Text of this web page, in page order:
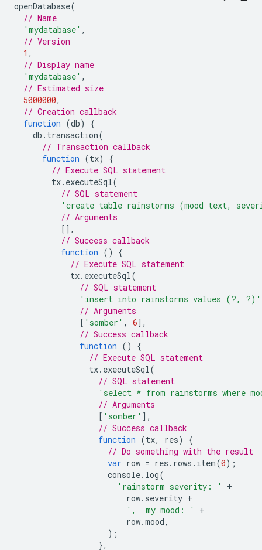
openDatabase(
// Name
'mydatabase' ,
// Version
1 ,
// Display name
'mydatabase' ,
// Estimated size
5000000,
// Creation callback
function (db)
{
db . transaction(
// Transaction callback
function (tx)
{
// Execute SQL statement
tx. executeSql(
// SQL statement
'create table rainstorms (mood text,
// Arguments
[],
// Success callback
function ()
{
// Execute SQL statement
tx. executeSql(
// SQL statement
'insert into rainstorms values (?, ?)'
// Arguments
[ 'somber' , 6],
// Success callback
function ()
{
// Execute SQL statement
tx. executeSql(
// SQL statement
'select * from rainstorms where
// Arguments
[ 'somber' ],
// Success callback
function (tx, res)
{
// Do something with the result
var row = res . rows . item(0);
console. log(
'rainstorm severity: '
+
row. severity +
',  my mood: '
+
row.mood,
);
},